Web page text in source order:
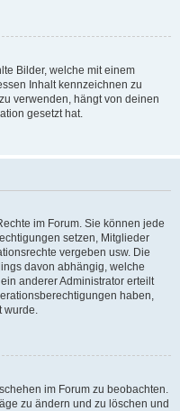
Bilder, welche mit einem
Inhalt kennzeichnen zu
verwenden, hängt von deinen
gesetzt hat.
im Forum. Sie können jede
setzen, Mitglieder
vergeben usw. Die
davon abhängig, welche
anderer Administrator erteilt
haben,
wurde.
im Forum zu beobachten.
zu ändern und zu löschen und